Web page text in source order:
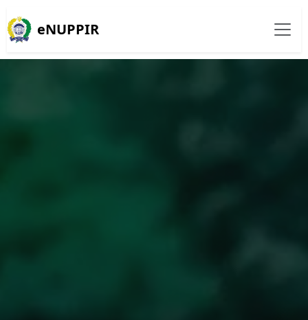
eNUPPIR